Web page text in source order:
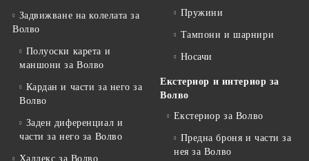
Задвижване на колелата за
Волво
Полуоски карета и
маншони за Волво
Кардан и части за него за
Волво
Заден диференциал и
части за него за Волво
Халдекс за Волво
Пружини
Тампони и шарнири
Носачи
Екстериор и интериор за
Волво
Екстериор за Волво
Предна броня и части за
нея за Волво